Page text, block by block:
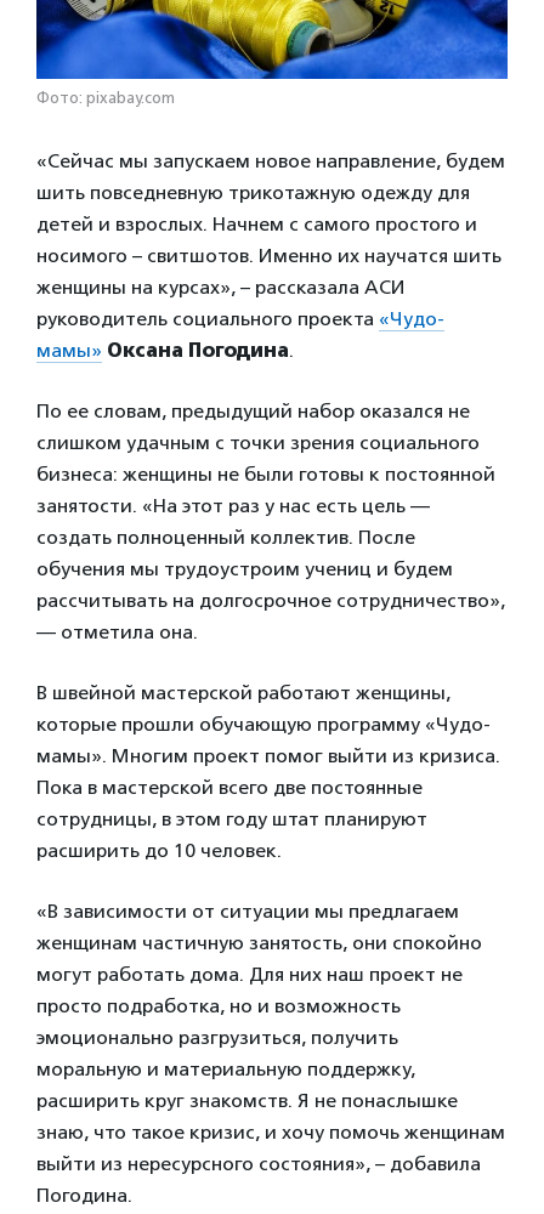
Фото: pixabay.com
«Сейчас мы запускаем новое направление, будем
шить повседневную трикотажную одежду для
детей и взрослых. Начнем с самого простого и
носимого – свитшотов. Именно их научатся шить
женщины на курсах», – рассказала АСИ
руководитель социального проекта «Чудо-
мамы» Оксана Погодина.
По ее словам, предыдущий набор оказался не
слишком удачным с точки зрения социального
бизнеса: женщины не были готовы к постоянной
занятости. «На этот раз у нас есть цель —
создать полноценный коллектив. После
обучения мы трудоустроим учениц и будем
рассчитывать на долгосрочное сотрудничество»,
— отметила она.
В швейной мастерской работают женщины,
которые прошли обучающую программу «Чудо-
мамы». Многим проект помог выйти из кризиса.
Пока в мастерской всего две постоянные
сотрудницы, в этом году штат планируют
расширить до 10 человек.
«В зависимости от ситуации мы предлагаем
женщинам частичную занятость, они спокойно
могут работать дома. Для них наш проект не
просто подработка, но и возможность
эмоционально разгрузиться, получить
моральную и материальную поддержку,
расширить круг знакомств. Я не понаслышке
знаю, что такое кризис, и хочу помочь женщинам
выйти из нересурсного состояния», – добавила
Погодина.